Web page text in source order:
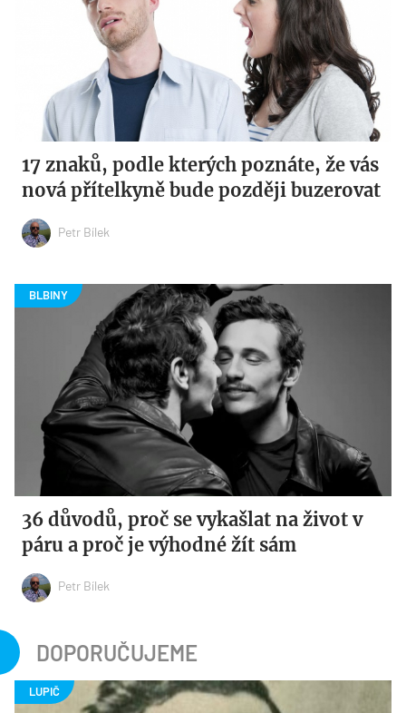
17 znaků, podle kterých poznáte, že vás
nová přítelkyně bude později buzerovat
Petr Bílek
36 důvodů, proč se vykašlat na život v
páru a proč je výhodné žít sám
Petr Bílek
DOPORUČUJEME